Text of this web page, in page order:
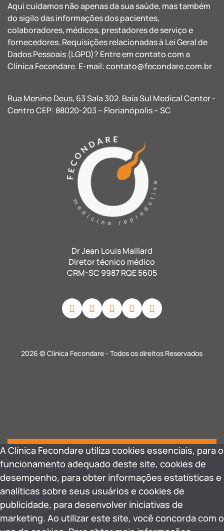
Aqui cuidamos não apenas da sua saúde, mas também
do sigilo das informações dos pacientes,
colaboradores, médicos, prestadores de serviço e
fornecedores. Requisições relacionadas à Lei Geral de
Dados Pessoais (LGPD)? Entre em contato com a
Clínica Fecondare. E-mail:contato@fecondare.com.br
Rua Menino Deus, 63 Sala 302. Baía Sul Medical Center -
Centro CEP: 88020-203 – Florianópolis – SC
Dr Jean Louis Maillard
Diretor técnico médico
CRM-SC 9987 RQE 5605
2026 © Clínica Fecondare - Todos os direitos Reservados
A Clínica Fecondare utiliza cookies essenciais, para o
funcionamento adequado deste site, cookies de
desempenho, para obter informações estatísticas e
analíticas sobre seus usuários e cookies de
publicidade, para desenvolver iniciativas de
marketing. Ao utilizar este site, você concorda com o